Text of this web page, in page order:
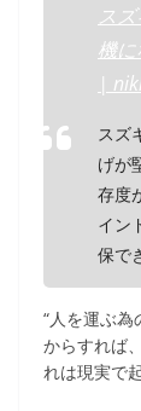
ス
機
|
スズ
げが
存度
イン
保で
“人を運ぶ為
からすれば
れは現実で